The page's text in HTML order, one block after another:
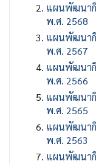
แผนพัฒนากิ
พ.ศ. 2568
แผนพัฒนากิ
พ.ศ. 2567
แผนพัฒนากิ
พ.ศ. 2566
แผนพัฒนากิ
พ.ศ. 2565
แผนพัฒนากิ
พ.ศ. 2563
แผนพัฒนากิ